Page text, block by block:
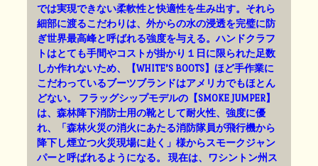
では実現できない柔軟性と快適性を生み出す。それら
細部に渡るこだわりは、外からの水の浸透を完璧に防
ぎ世界最高峰と呼ばれる強度を与える。ハンドクラフ
トはとても手間やコストが掛かり１日に限られた足数
しか作れないため、【WHITE’S BOOTS】ほど手作業に
こだわっているブーツブランドはアメリカでもほとん
どない。 フラッグシップモデルの【SMOKE JUMPER】
は、森林降下消防士用の靴として耐火性、強度に優
れ、「森林火災の消火にあたる消防隊員が飛行機から
降下し煙立つ火災現場に赴く」様からスモークジャン
パーと呼ばれるようになる。 現在は、ワシントン州ス